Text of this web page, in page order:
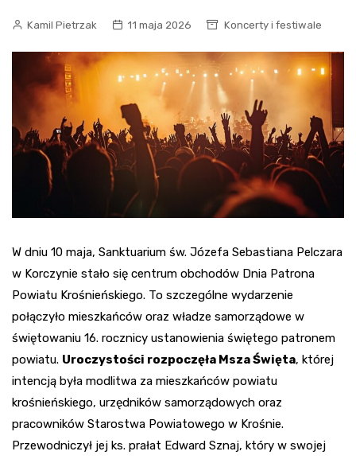
Kamil Pietrzak 11 maja 2026 Koncerty i festiwale
W dniu 10 maja, Sanktuarium św. Józefa Sebastiana Pelczara
w Korczynie stało się centrum obchodów Dnia Patrona
Powiatu Krośnieńskiego. To szczególne wydarzenie
połączyło mieszkańców oraz władze samorządowe w
świętowaniu 16. rocznicy ustanowienia świętego patronem
powiatu. Uroczystości rozpoczęła Msza Święta, której
intencją była modlitwa za mieszkańców powiatu
krośnieńskiego, urzędników samorządowych oraz
pracowników Starostwa Powiatowego w Krośnie.
Przewodniczył jej ks. prałat Edward Sznaj, który w swojej